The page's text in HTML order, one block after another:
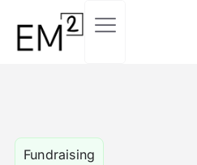
Fundraising